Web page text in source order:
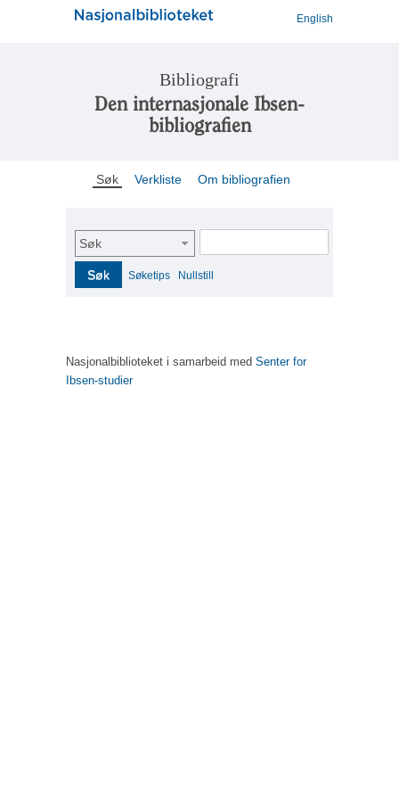
English
Bibliografi
Den internasjonale Ibsen-
bibliografien
Søk Verkliste Om bibliografien
Søk
Søk Søketips Nullstill
Nasjonalbiblioteket i samarbeid med Senter for
Ibsen-studier